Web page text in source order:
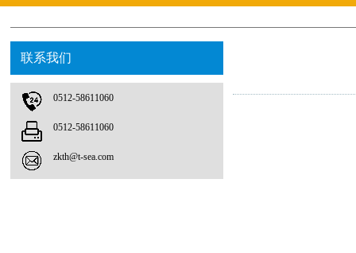
联系我们
0512-58611060
0512-58611060
zkth@t-sea.com